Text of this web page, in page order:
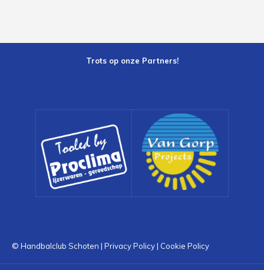
Trots op onze Partners!
© Handbalclub Schoten | Privacy Policy| Cookie Policy